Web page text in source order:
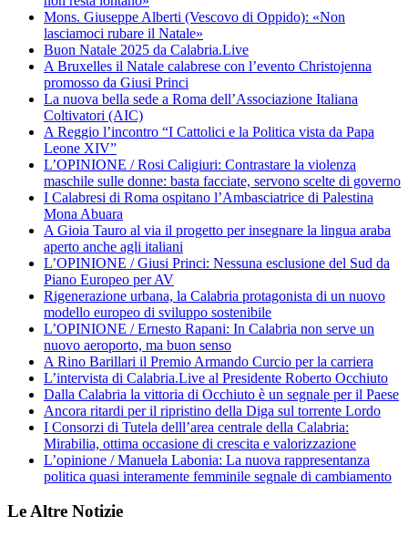
Mons. Giuseppe Alberti (Vescovo di Oppido): «Non
lasciamoci rubare il Natale»
Buon Natale 2025 da Calabria.Live
A Bruxelles il Natale calabrese con l’evento Christojenna
promosso da Giusi Princi
La nuova bella sede a Roma dell’Associazione Italiana
Coltivatori (AIC)
A Reggio l’incontro “I Cattolici e la Politica vista da Papa
Leone XIV”
L’OPINIONE / Rosi Caligiuri: Contrastare la violenza
maschile sulle donne: basta facciate, servono scelte di governo
I Calabresi di Roma ospitano l’Ambasciatrice di Palestina
Mona Abuara
A Gioia Tauro al via il progetto per insegnare la lingua araba
aperto anche agli italiani
L’OPINIONE / Giusi Princi: Nessuna esclusione del Sud da
Piano Europeo per AV
Rigenerazione urbana, la Calabria protagonista di un nuovo
modello europeo di sviluppo sostenibile
L’OPINIONE / Ernesto Rapani: In Calabria non serve un
nuovo aeroporto, ma buon senso
A Rino Barillari il Premio Armando Curcio per la carriera
L’intervista di Calabria.Live al Presidente Roberto Occhiuto
Dalla Calabria la vittoria di Occhiuto è un segnale per il Paese
Ancora ritardi per il ripristino della Diga sul torrente Lordo
I Consorzi di Tutela delll’area centrale della Calabria:
Mirabilia, ottima occasione di crescita e valorizzazione
L’opinione / Manuela Labonia: La nuova rappresentanza
politica quasi interamente femminile segnale di cambiamento
Le Altre Notizie